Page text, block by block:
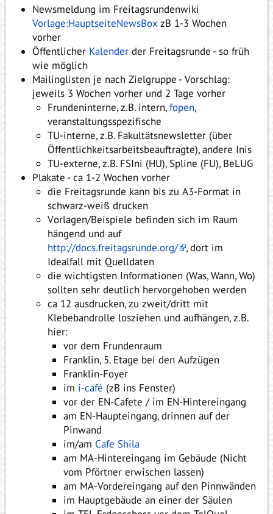
Newsmeldung im Freitagsrundenwiki
Vorlage:HauptseiteNewsBox zB 1-3 Wochen
vorher
Öffentlicher Kalenderder Freitagsrunde - so früh
wie möglich
Mailinglisten je nach Zielgruppe - Vorschlag:
jeweils 3 Wochen vorher und 2 Tage vorher
Frundeninterne, z.B. intern,fopen,
veranstaltungsspezifische
TU-interne, z.B. Fakultätsnewsletter (über
Öffentlichkeitsarbeitsbeauftragte), andere Inis
TU-externe, z.B. FSIni (HU), Spline (FU), BeLUG
Plakate - ca 1-2 Wochen vorher
die Freitagsrunde kann bis zu A3-Format in
schwarz-weiß drucken
Vorlagen/Beispiele befinden sich im Raum
hängend und auf
http://docs.freitagsrunde.org/
, dort im
Idealfall mit Quelldaten
die wichtigsten Informationen (Was, Wann, Wo)
sollten sehr deutlich hervorgehoben werden
ca 12 ausdrucken, zu zweit/dritt mit
Klebebandrolle losziehen und aufhängen, z.B.
hier:
vor dem Frundenraum
Franklin, 5. Etage bei den Aufzügen
Franklin-Foyer
im i-café (zB ins Fenster)
vor der EN-Cafete / im EN-Hintereingang
am EN-Haupteingang, drinnen auf der
Pinwand
im/am Cafe Shila
am MA-Hintereingang im Gebäude (Nicht
vom Pförtner erwischen lassen)
am MA-Vordereingang auf den Pinnwänden
im Hauptgebäude an einer der Säulen